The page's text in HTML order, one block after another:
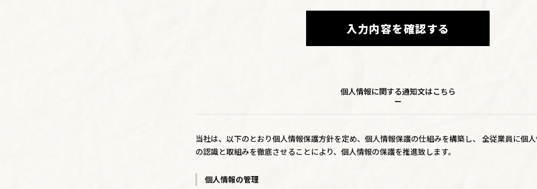
入力内容を確認する
個人情報に関する通知文はこちら
当社は、以下のとおり個人情報保護方針を定め、個人情報保護の仕組みを構築し、 全従業員に個
の認識と取組みを徹底させることにより、個人情報の保護を推進致します。
個人情報の管理